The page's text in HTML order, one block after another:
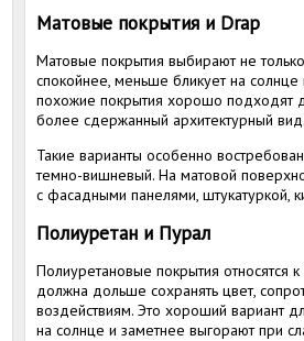
Матовые покрытия и Drap
Матовые покрытия выбирают не
спокойнее, меньше бликует на
похожие покрытия хорошо подходят
более сдержанный архитектурный вид.
Такие варианты особенно
темно-вишневый. На матовой
с фасадными панелями, штукатуркой,
Полиуретан и Пурал
Полиуретановые покрытия
должна дольше сохранять цвет,
воздействиям. Это хороший вариант
на солнце и заметнее выгорают при